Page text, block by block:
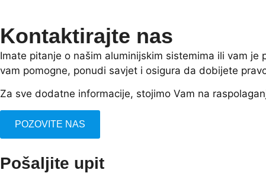
Kontaktirajte nas
Imate pitanje o našim aluminijskim sistemima ili vam
vam pomogne, ponudi savjet i osigura da dobijete
Za sve dodatne informacije, stojimo Vam na
POZOVITE NAS
Pošaljite upit